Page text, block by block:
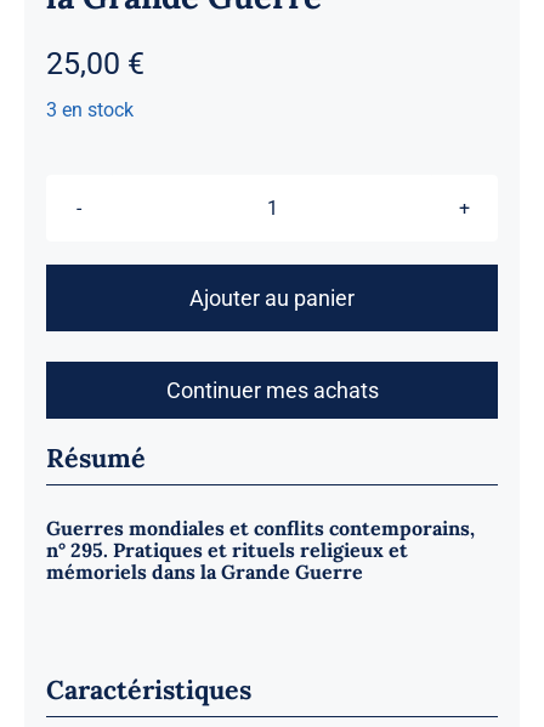
25,00 €
3 en stock
Pratiques
religieux
et
dans
Grande
Guerre
Ajouter au panier
Continuer mes achats
Résumé
Guerres mondiales et conflits contemporains,
n° 295. Pratiques et rituels religieux et
mémoriels dans la Grande Guerre
Caractéristiques